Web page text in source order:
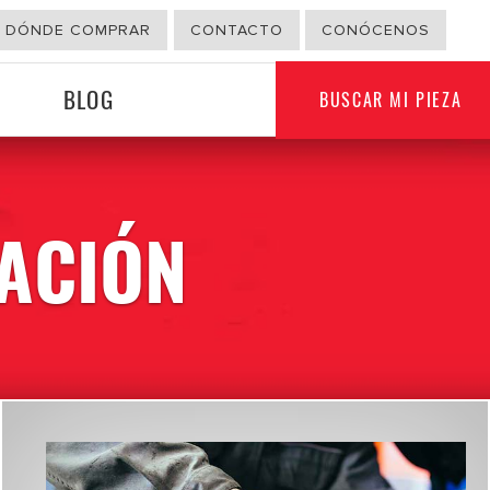
DÓNDE COMPRAR CONTACTO CONÓCENOS
BLOG BUSCAR MI PIEZA